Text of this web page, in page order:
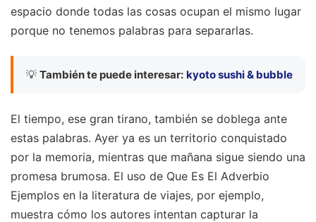
espacio donde todas las cosas ocupan el mismo lugar
porque no tenemos palabras para separarlas.
💡 También te puede interesar: kyoto sushi & bubble
El tiempo, ese gran tirano, también se doblega ante
estas palabras. Ayer ya es un territorio conquistado
por la memoria, mientras que mañana sigue siendo una
promesa brumosa. El uso de Que Es El Adverbio
Ejemplos en la literatura de viajes, por ejemplo,
muestra cómo los autores intentan capturar la